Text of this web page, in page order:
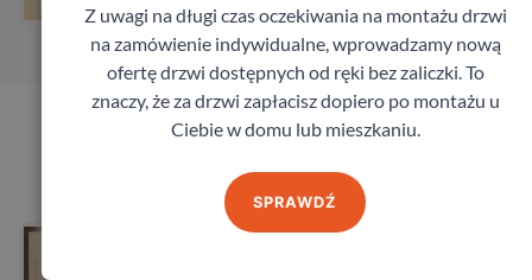
Drzwi Porta Akustyczne
Z uwagi na długi czas oczekiwania na montażu drzwi
na zamówienie indywidualne, wprowadzamy nową
ofertę drzwi dostępnych od ręki bez zaliczki. To
znaczy, że za drzwi zapłacisz dopiero po montażu u
Ciebie w domu lub mieszkaniu.
SPRAWDŹ